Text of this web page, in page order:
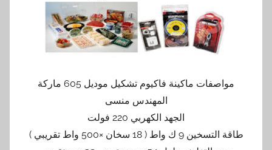
مواصفات ماكينة فاكيوم تشكيل موديل 605 ماركة
المهندس منسى
الجهد الكهربي 220 فولت
طاقة التسخين 9 ك واط ( 18 سخان ×500 واط تقريبي )